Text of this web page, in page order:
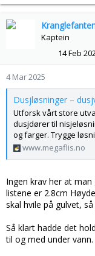
Kaptein
14 Feb
4 Mar 2025
Dusjløsninger –
Utforsk vårt store
dusjdører til
og farger. Trygge
www.megaflis.no
Ingen krav her at
listene er 2.8cm
skal hvile på gulvet,
Så klart hadde det
til og med under vann.